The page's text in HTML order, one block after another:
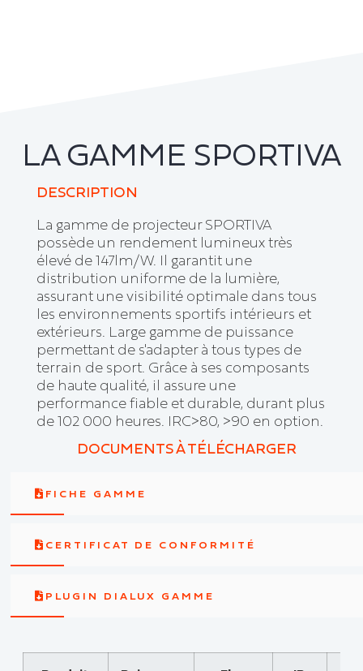
LA GAMME SPORTIVA
DESCRIPTION
La gamme de projecteur SPORTIVA
possède un rendement lumineux très
élevé de 147lm/W. Il garantit une
distribution uniforme de la lumière,
assurant une visibilité optimale dans tous
les environnements sportifs intérieurs et
extérieurs. Large gamme de puissance
permettant de s'adapter à tous types de
terrain de sport. Grâce à ses composants
de haute qualité, il assure une
performance fiable et durable, durant plus
de 102 000 heures. IRC>80, >90 en option.
DOCUMENTS À TÉLÉCHARGER
FICHE GAMME
CERTIFICAT DE CONFORMITÉ
PLUGIN DIALUX GAMME